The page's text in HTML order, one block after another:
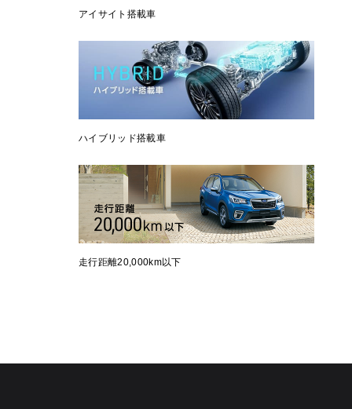
アイサイト搭載車
ハイブリッド搭載車
走行距離20,000km以下